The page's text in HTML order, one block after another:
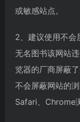
或敏感站点。
2、建议使用不会
无名图书该网站
览器的厂商屏蔽
不会屏蔽网站的
Safari、Chrome